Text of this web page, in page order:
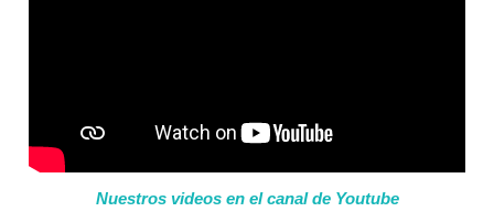
Nuestros videos en el canal de Youtube